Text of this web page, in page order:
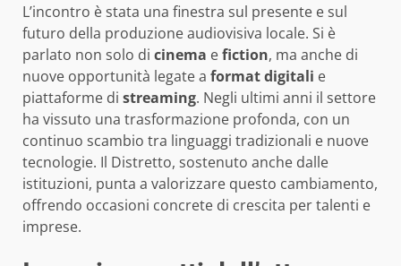
L’incontro è stata una finestra sul presente e sul
futuro della produzione audiovisiva locale. Si è
parlato non solo di cinema efiction, ma anche di
nuove opportunità legate a format digitali e
piattaforme di streaming. Negli ultimi anni il settore
ha vissuto una trasformazione profonda, con un
continuo scambio tra linguaggi tradizionali e nuove
tecnologie. Il Distretto, sostenuto anche dalle
istituzioni, punta a valorizzare questo cambiamento,
offrendo occasioni concrete di crescita per talenti e
imprese.